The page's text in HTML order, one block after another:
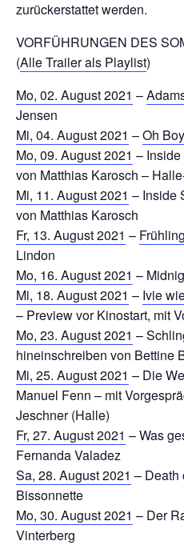
zurückerstattet werden.
VORFÜHRUNGEN DES
(Alle Trailer als Playlist)
Mo, 02. August 2021 –
Jensen
Mi, 04. August 2021 –Oh Boy
Mo, 09. August 2021 –
von Matthias Karosch –
Mi, 11. August 2021 – Inside
von Matthias Karosch
Fr, 13. August 2021 –
Lindon
Mo, 16. August 2021 –
Mi, 18. August 2021 – Ivie
– Preview vor Kinostart, mit
Mo, 23. August 2021 –
hineinschreiben von Bettine
Mi, 25. August 2021 – Die
Manuel Fenn – mit
Jeschner (Halle)
Fr, 27. August 2021 – Was
Fernanda Valadez
Sa, 28. August 2021 – Death
Bissonnette
Mo, 30. August 2021 – Der
Vinterberg